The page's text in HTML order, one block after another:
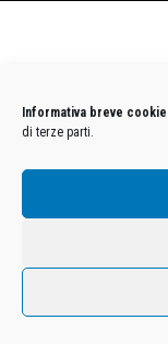
Informativa breve cookie
di terze parti.